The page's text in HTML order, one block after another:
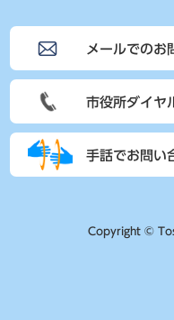
メールでのお
市役所ダイヤ
手話でお問い
Copyright ©